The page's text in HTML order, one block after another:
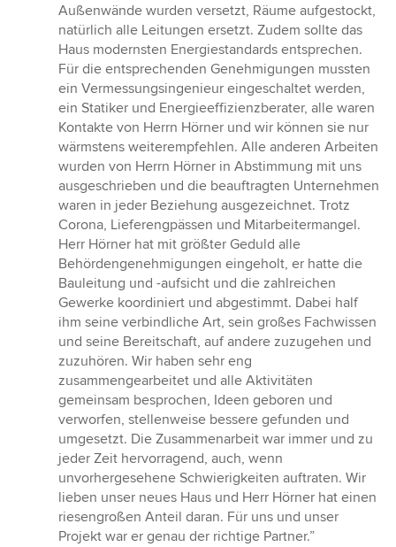
Außenwände wurden versetzt, Räume aufgestockt,
natürlich alle Leitungen ersetzt. Zudem sollte das
Haus modernsten Energiestandards entsprechen.
Für die entsprechenden Genehmigungen mussten
ein Vermessungsingenieur eingeschaltet werden,
ein Statiker und Energieeffizienzberater, alle waren
Kontakte von Herrn Hörner und wir können sie nur
wärmstens weiterempfehlen. Alle anderen Arbeiten
wurden von Herrn Hörner in Abstimmung mit uns
ausgeschrieben und die beauftragten Unternehmen
waren in jeder Beziehung ausgezeichnet. Trotz
Corona, Lieferengpässen und Mitarbeitermangel.
Herr Hörner hat mit größter Geduld alle
Behördengenehmigungen eingeholt, er hatte die
Bauleitung und -aufsicht und die zahlreichen
Gewerke koordiniert und abgestimmt. Dabei half
ihm seine verbindliche Art, sein großes Fachwissen
und seine Bereitschaft, auf andere zuzugehen und
zuzuhören. Wir haben sehr eng
zusammengearbeitet und alle Aktivitäten
gemeinsam besprochen, Ideen geboren und
verworfen, stellenweise bessere gefunden und
umgesetzt. Die Zusammenarbeit war immer und zu
jeder Zeit hervorragend, auch, wenn
unvorhergesehene Schwierigkeiten auftraten. Wir
lieben unser neues Haus und Herr Hörner hat einen
riesengroßen Anteil daran. Für uns und unser
Projekt war er genau der richtige Partner.”